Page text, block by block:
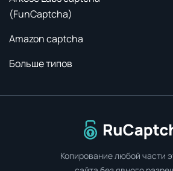
(FunCaptcha)
Amazon captcha
Больше типов
Перейти на главную
Копирование любой части